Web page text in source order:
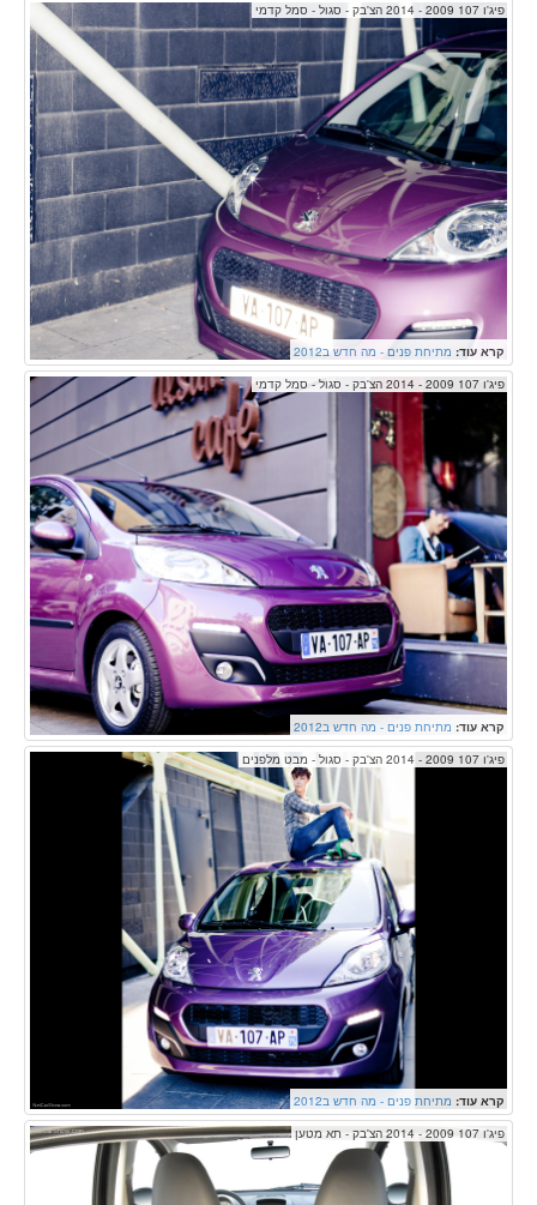
פיג'ו 107 2009 - 2014 הצ'בק - סגול - סמל קדמי
קרא עוד: מתיחת פנים - מה חדש ב2012
פיג'ו 107 2009 - 2014 הצ'בק - סגול - סמל קדמי
קרא עוד: מתיחת פנים - מה חדש ב2012
פיג'ו 107 2009 - 2014 הצ'בק - סגול - מבט מלפנים
קרא עוד: מתיחת פנים - מה חדש ב2012
פיג'ו 107 2009 - 2014 הצ'בק - תא מטען